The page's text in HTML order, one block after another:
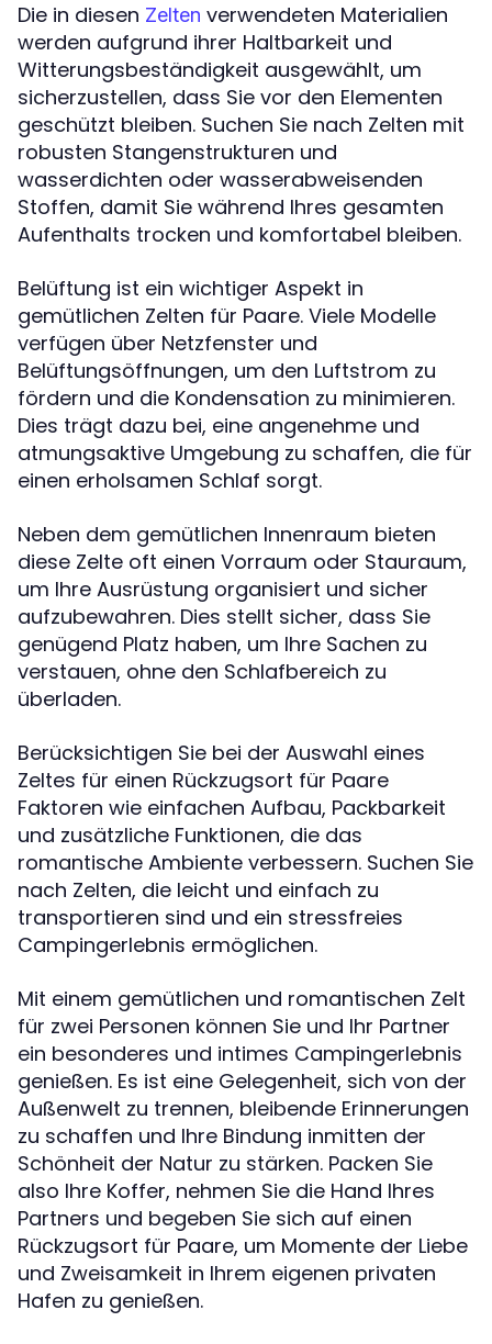
Die in diesen Zelten verwendeten Materialien
werden aufgrund ihrer Haltbarkeit und
Witterungsbeständigkeit ausgewählt, um
sicherzustellen, dass Sie vor den Elementen
geschützt bleiben. Suchen Sie nach Zelten mit
robusten Stangenstrukturen und
wasserdichten oder wasserabweisenden
Stoffen, damit Sie während Ihres gesamten
Aufenthalts trocken und komfortabel bleiben.
Belüftung ist ein wichtiger Aspekt in
gemütlichen Zelten für Paare. Viele Modelle
verfügen über Netzfenster und
Belüftungsöffnungen, um den Luftstrom zu
fördern und die Kondensation zu minimieren.
Dies trägt dazu bei, eine angenehme und
atmungsaktive Umgebung zu schaffen, die für
einen erholsamen Schlaf sorgt.
Neben dem gemütlichen Innenraum bieten
diese Zelte oft einen Vorraum oder Stauraum,
um Ihre Ausrüstung organisiert und sicher
aufzubewahren. Dies stellt sicher, dass Sie
genügend Platz haben, um Ihre Sachen zu
verstauen, ohne den Schlafbereich zu
überladen.
Berücksichtigen Sie bei der Auswahl eines
Zeltes für einen Rückzugsort für Paare
Faktoren wie einfachen Aufbau, Packbarkeit
und zusätzliche Funktionen, die das
romantische Ambiente verbessern. Suchen Sie
nach Zelten, die leicht und einfach zu
transportieren sind und ein stressfreies
Campingerlebnis ermöglichen.
Mit einem gemütlichen und romantischen Zelt
für zwei Personen können Sie und Ihr Partner
ein besonderes und intimes Campingerlebnis
genießen. Es ist eine Gelegenheit, sich von der
Außenwelt zu trennen, bleibende Erinnerungen
zu schaffen und Ihre Bindung inmitten der
Schönheit der Natur zu stärken. Packen Sie
also Ihre Koffer, nehmen Sie die Hand Ihres
Partners und begeben Sie sich auf einen
Rückzugsort für Paare, um Momente der Liebe
und Zweisamkeit in Ihrem eigenen privaten
Hafen zu genießen.